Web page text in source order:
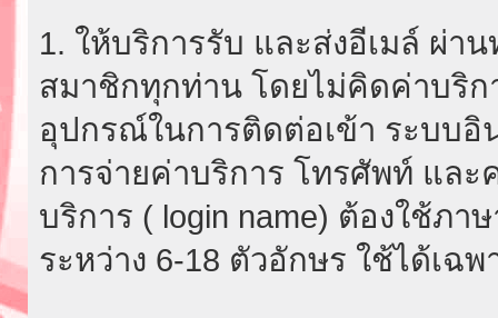
1. ให้บริการรับ และส่งอีเมล์ ผ่า
สมาชิกทุกท่าน โดยไม่คิดค่าบริก
อุปกรณ์ในการติดต่อเข้า ระบบอิ
การจ่ายค่าบริการ โทรศัพท์ และ
บริการ ( login name) ต้องใช้ภ
ระหว่าง 6-18 ตัวอักษร ใช้ได้เฉ